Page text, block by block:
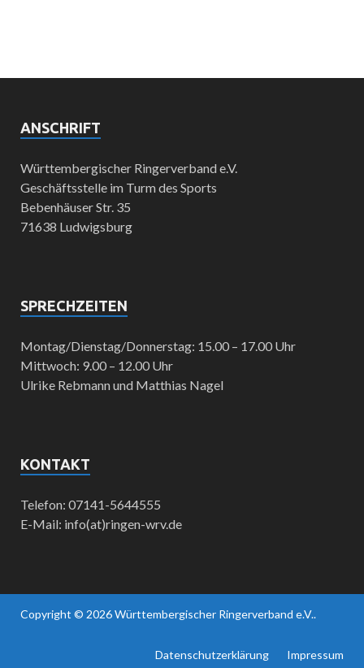
ANSCHRIFT
Württembergischer Ringerverband e.V.
Geschäftsstelle im Turm des Sports
Bebenhäuser Str. 35
71638 Ludwigsburg
SPRECHZEITEN
Montag/Dienstag/Donnerstag: 15.00 – 17.00 Uhr
Mittwoch: 9.00 – 12.00 Uhr
Ulrike Rebmann und Matthias Nagel
KONTAKT
Telefon: 07141-5644555
E-Mail: info(at)ringen-wrv.de
Copyright © 2026Württembergischer Ringerverband e.V..
Datenschutzerklärung Impressum